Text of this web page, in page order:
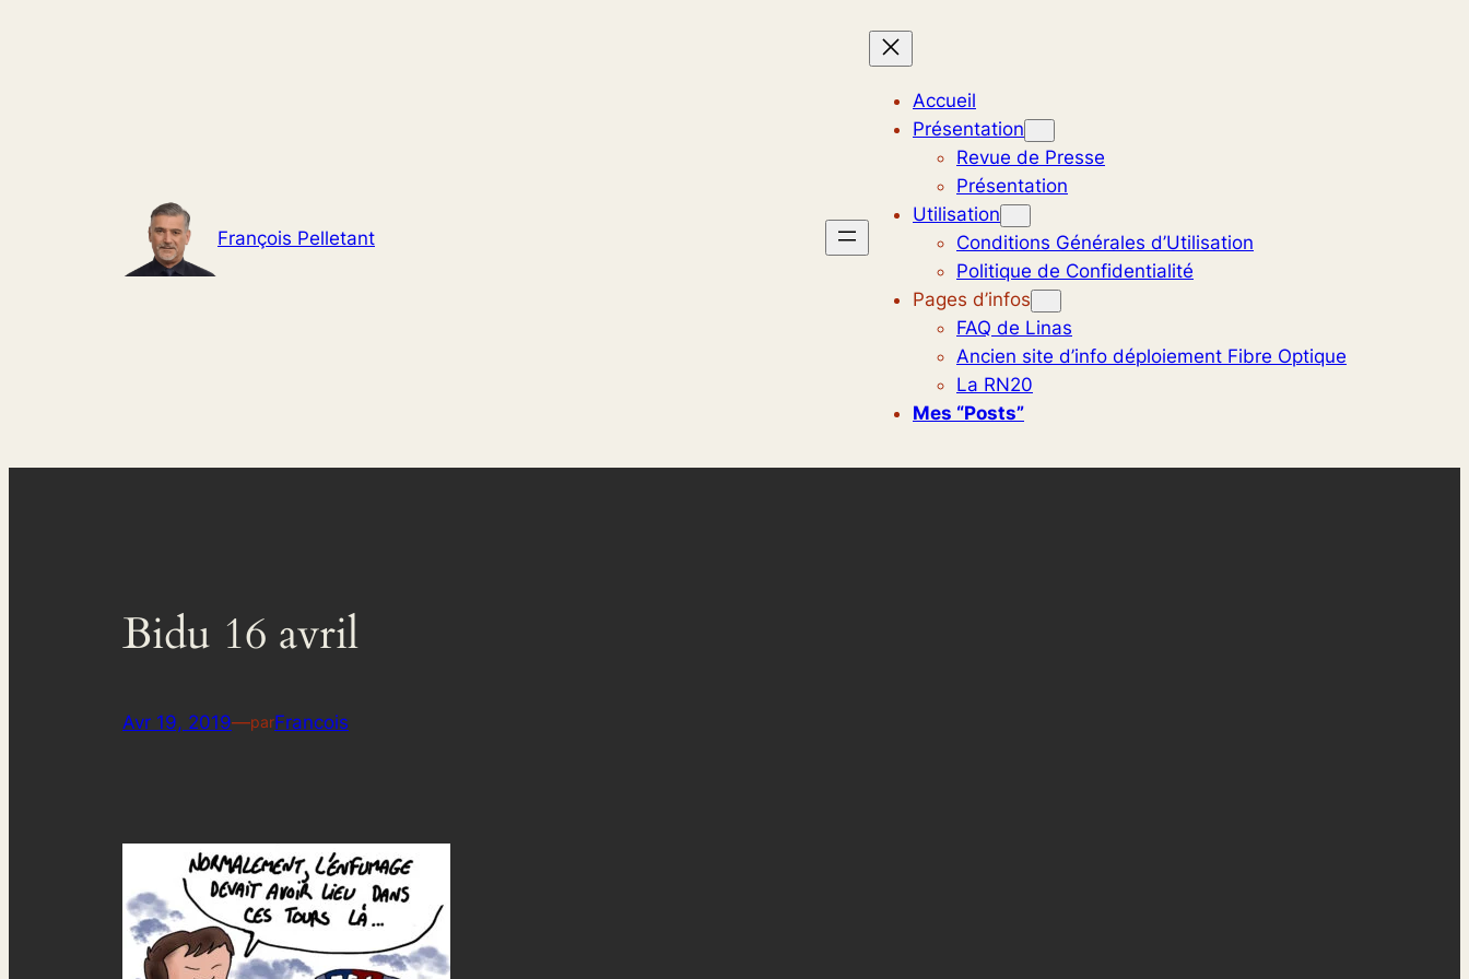
François Pelletant
Accueil
Présentation
Revue de Presse
Présentation
Utilisation
Conditions Générales d’Utilisation
Politique de Confidentialité
Pages d’infos
FAQ de Linas
Ancien site d’info déploiement Fibre Optique
La RN20
Mes “posts”
Bidu 16 avril
Avr 19, 2019—parFrancois